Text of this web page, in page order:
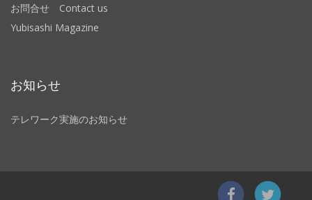
お問合せ Contact us
Yubisashi Magazine
お知らせ
テレワーク実施のお知らせ